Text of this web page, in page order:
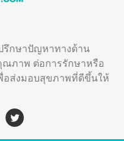
รึกษาปัญหาทางด้าน
ภาพ ต่อการรักษาหรือ
อส่งมอบสุขภาพที่ดีขึ้นให้